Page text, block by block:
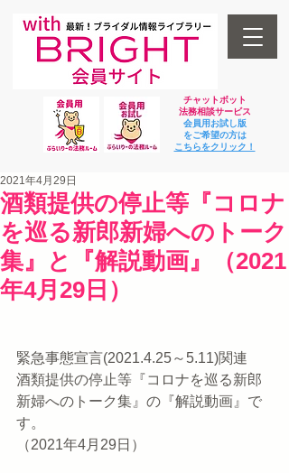
チャットボット
法務相談サービス
会員用お試し版
をご希望の方は
​こちらをクリック！
酒類提供の停止等『コロナ
を巡る新郎新婦へのトーク
集』と『解説動画』（2021
年4月29日）
2021年4月29日
緊急事態宣言(2021.4.25～5.11)関連
酒類提供の停止等『コロナを巡る新郎
新婦へのトーク集』の『解説動画』で
す。
（2021年4月29日）